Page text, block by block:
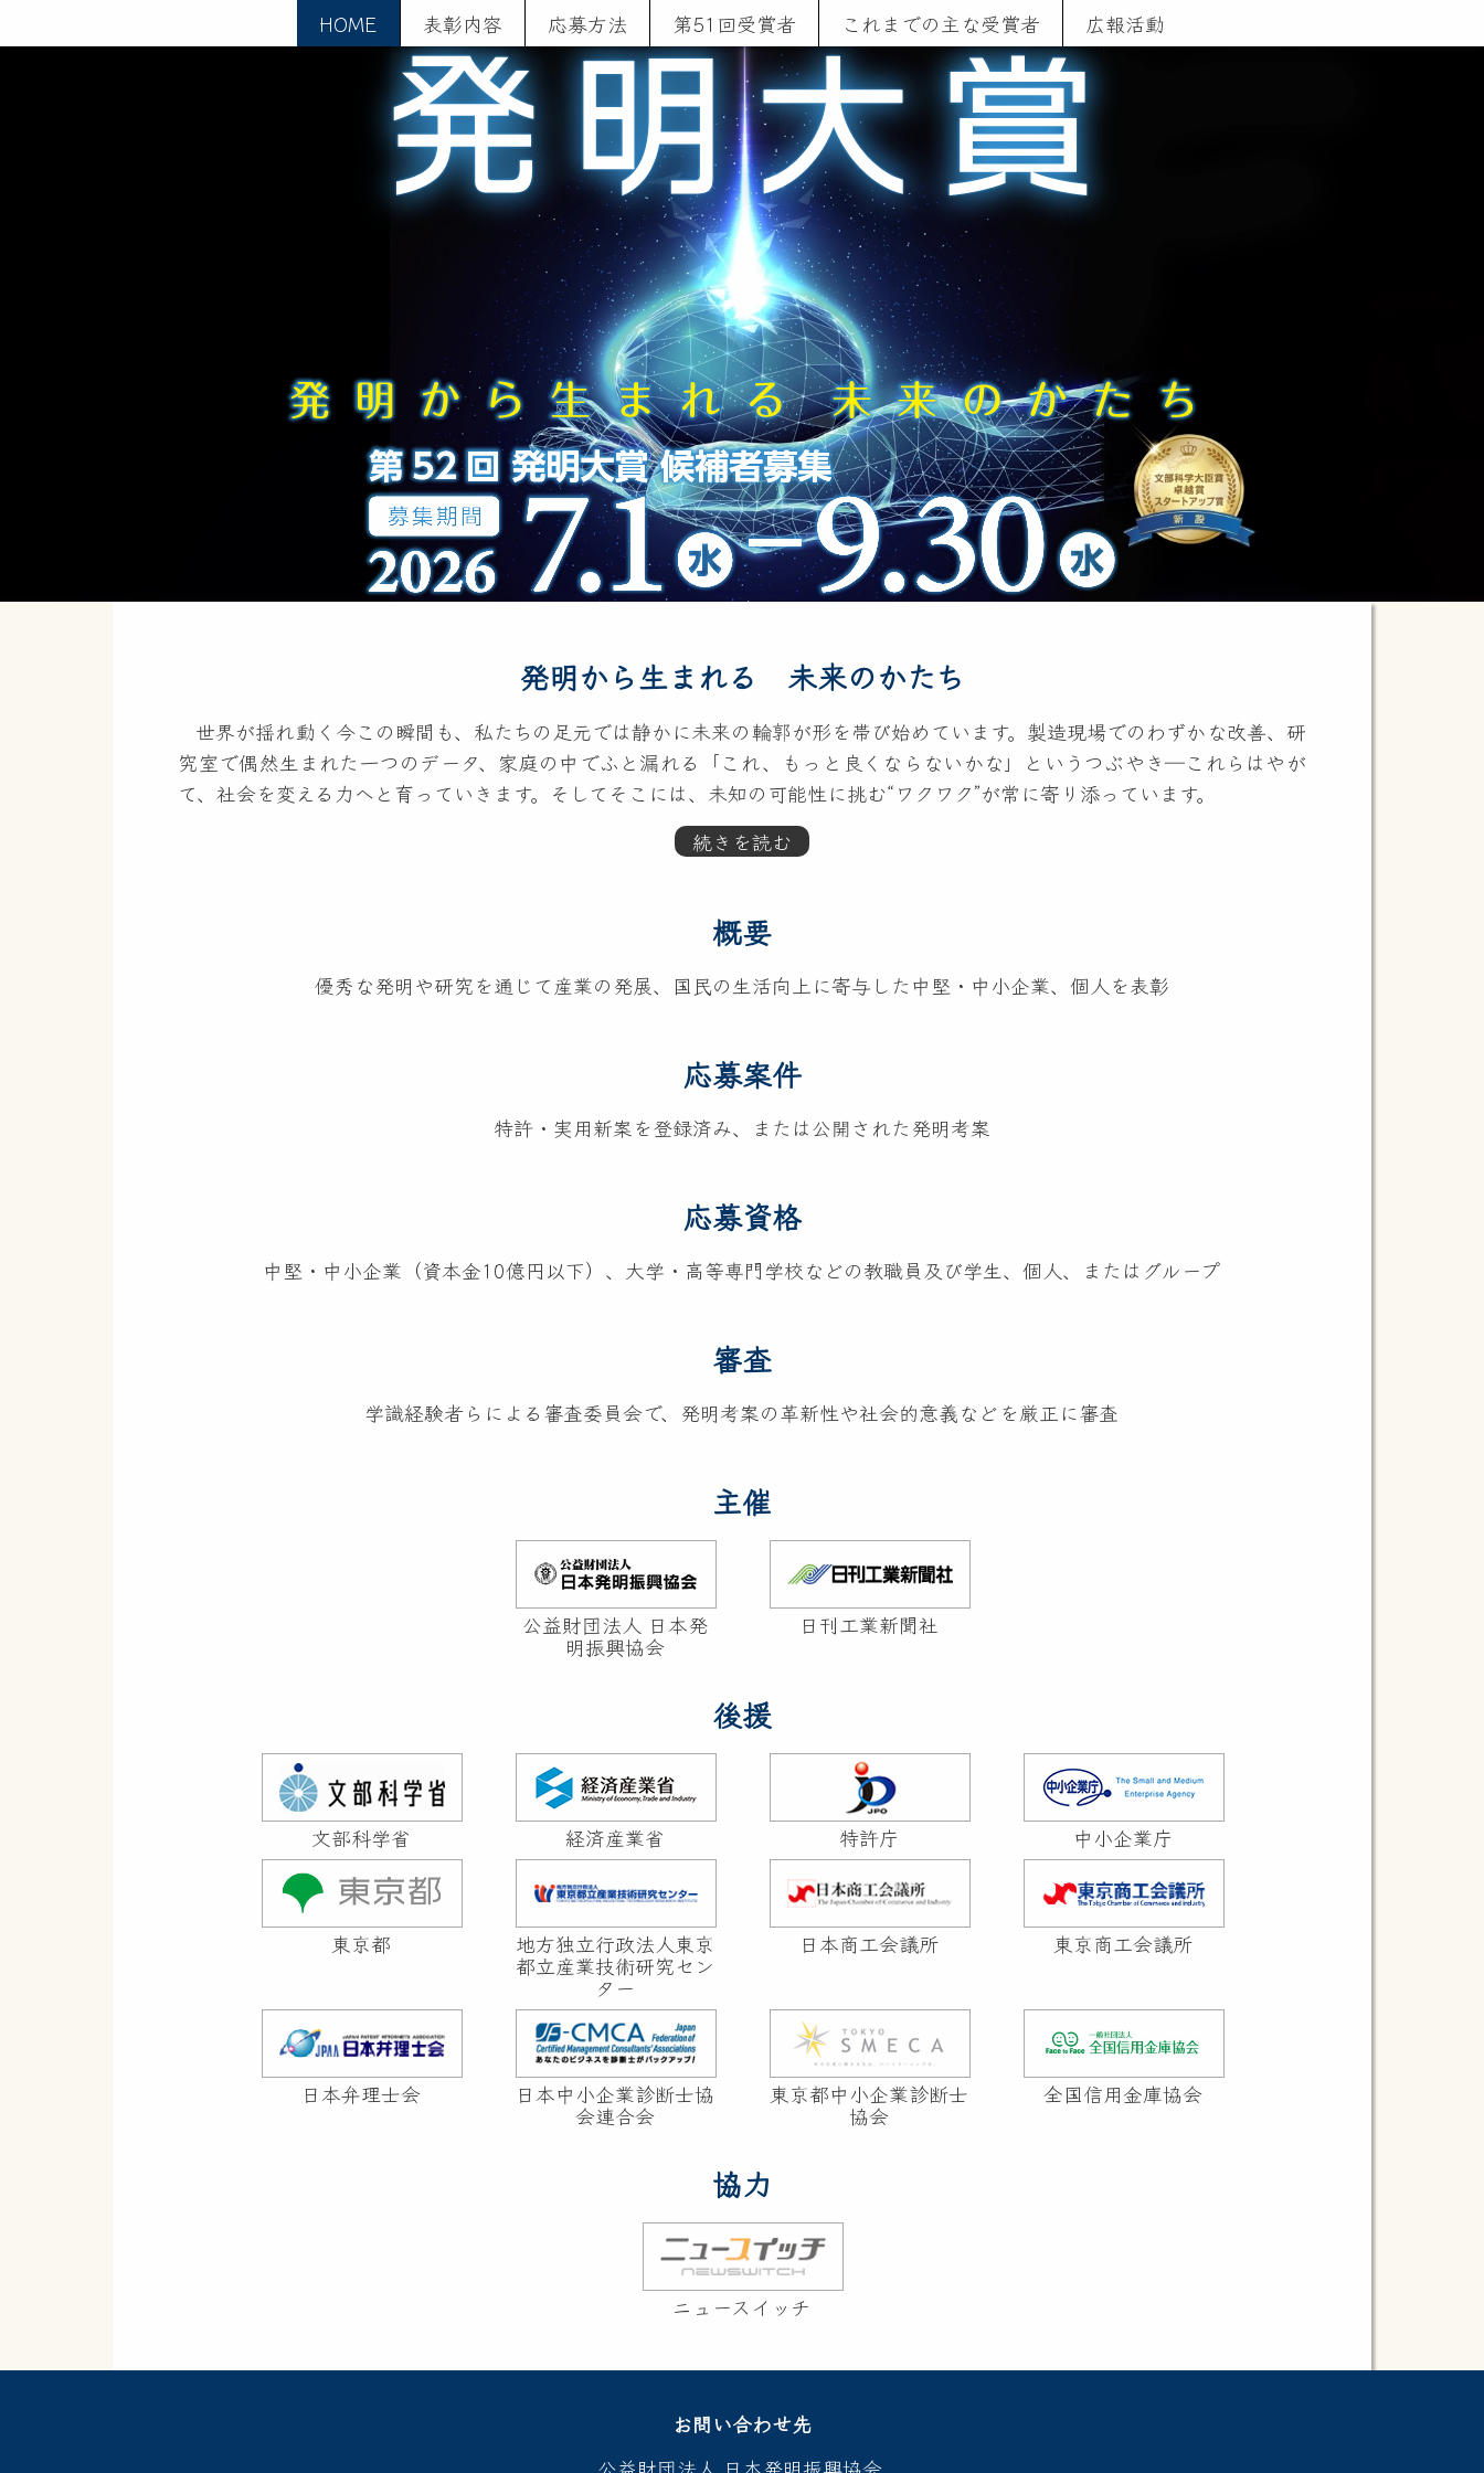
HOME 表彰内容 応募方法 第51回受賞者 これまでの主な受賞者 広報活動
発明から生まれる 未来のかたち
世界が揺れ動く今この瞬間も、私たちの足元では静かに未来の輪郭が形を帯び始めています。製造現場でのわずかな改善、研
究室で偶然生まれた一つのデータ、家庭の中でふと漏れる「これ、もっと良くならないかな」というつぶやき―これらはやが
て、社会を変える力へと育っていきます。そしてそこには、未知の可能性に挑む“ワクワク”が常に寄り添っています。
日本の科学技術は、今あらためて世界から注目を集めています。2025年のノーベル賞では、生理学・医学賞に「制御性Ｔ細
出るとワクワクした。その積み重ねでここまで来た」と語ったように、探究の原点には、未知への純粋な興味と喜びがありま
共有する場となりました。展示された技術の数々は、すぐに実用化されるものばかりではありませんが、その一つひとつが、
発明大賞が大切にしているのは、まさにその原点です。現場の課題に根差し、それを実用的に解決する力―。製造現場の効率
「発明大賞」は創設から52回を迎えます。中堅・中小企業、研究者や個人の発明家を対象に、優秀な発明考案を生み出し、
成果をあげた企業や個人をこれまで表彰してきました。
優れた研究者・技術者の活躍を後押しする橋渡し機能を強化していきたいと考えております。このため、新たに文部科学大臣賞
を創設し、社会的な認知度がより高い表彰事業へと装いを新たにするとともに、大学・高等専門学校等発の起業を促進するた
めのスタートアップ賞を創設し、若手の挑戦によるスタートアップを生み育てるエコシステムの実現に貢献することを目指し
ぜひ、より多くの方々に、発明を通じて未来を切り拓く人々の輪に加わっていただければと願っています。
続きを読む
概要
優秀な発明や研究を通じて産業の発展、国民の生活向上に寄与した中堅・中小企業、個人を表彰
応募案件
特許・実用新案を登録済み、または公開された発明考案
応募資格
中堅・中小企業（資本金10億円以下）、大学・高等専門学校などの教職員及び学生、個人、またはグループ
審査
学識経験者らによる審査委員会で、発明考案の革新性や社会的意義などを厳正に審査
主催
公益財団法人 日本発
明振興協会
日刊工業新聞社
後援
文部科学省 経済産業省 特許庁 中小企業庁
東京都 地方独立行政法人東京
都立産業技術研究セン
ター
日本商工会議所 東京商工会議所
日本弁理士会 日本中小企業診断士協
会連合会
東京都中小企業診断士
協会
全国信用金庫協会
協力
ニュースイッチ
お問い合わせ先